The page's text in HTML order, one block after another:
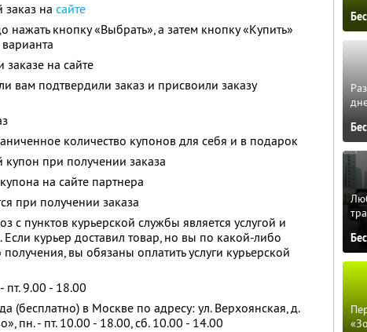
на сайте
кнопку «Выбрать», а затем кнопку «Купить»
на сайте
вам подтвердили заказ и присвоили заказу
количество купонов для себя и в подарок
при получении заказа
на сайте партнера
при получении заказа
с пунктов курьерской службы является услугой и
курьер доставил товар, но вы по какой-либо
вы обязаны оплатить услуги курьерской
пт. 9.00 - 18.00
(бесплатно) в Москве по адресу: ул. Верхоянская, д.
пн. - пт. 10.00 - 18.00, сб. 10.00 - 14.00